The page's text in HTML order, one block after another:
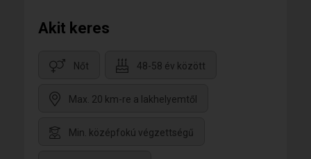
Akit keres
Nőt 48-58 év között
Max. 20 km-re a lakhelyemtől
Min. középfokú végzettségű